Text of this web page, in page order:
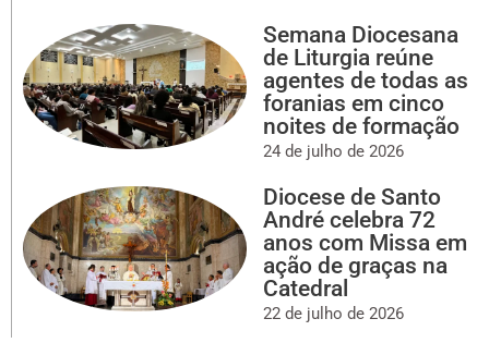
Semana Diocesana
de Liturgia reúne
agentes de todas as
foranias em cinco
noites de formação
24 de julho de 2026
Diocese de Santo
André celebra 72
anos com Missa em
ação de graças na
Catedral
22 de julho de 2026